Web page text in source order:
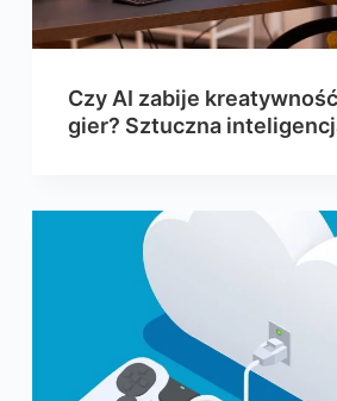
Czy AI zabije
gier? Sztuczna